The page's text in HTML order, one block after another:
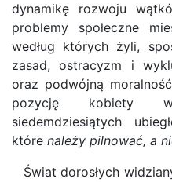
dynamikę rozwoju
problemy społeczne
według których żyli,
zasad, ostracyzm i
oraz podwójną
pozycję kobiety
siedemdziesiątych
które należy pilnować, a
Świat dorosłych